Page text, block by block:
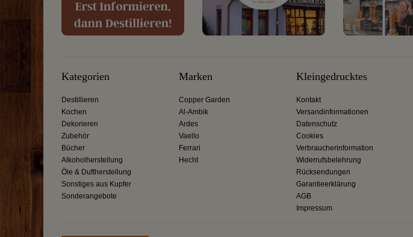
Kategorien
Destillieren
Kochen
Dekorieren
Zubehör
Bücher
Alkoholherstellung
Öle & Duftherstellung
Sonstiges aus Kupfer
Sonderangebote
Marken
Copper Garden
Al-Ambik
Ardes
Vaello
Ferrari
Hecht
Kleingedrucktes
Kontakt
Versandinformationen
Datenschutz
Cookies
Verbraucherinformation
Widerrufsbelehrung
Rücksendungen
Garantieerklärung
AGB
Impressum